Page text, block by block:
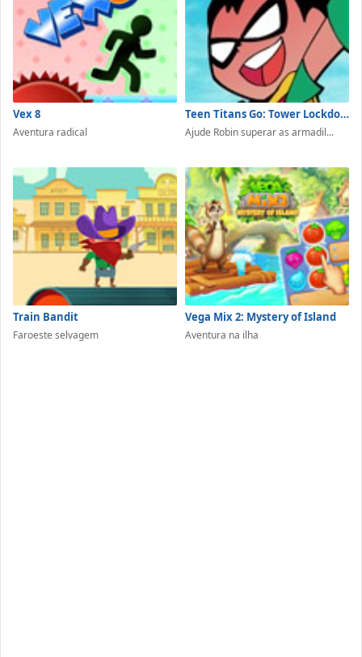
Vex 8
Aventura radical
Teen Titans Go: Tower Lockdown
Ajude Robin superar as armadil...
Train Bandit
Faroeste selvagem
Vega Mix 2: Mystery of Island
Aventura na ilha